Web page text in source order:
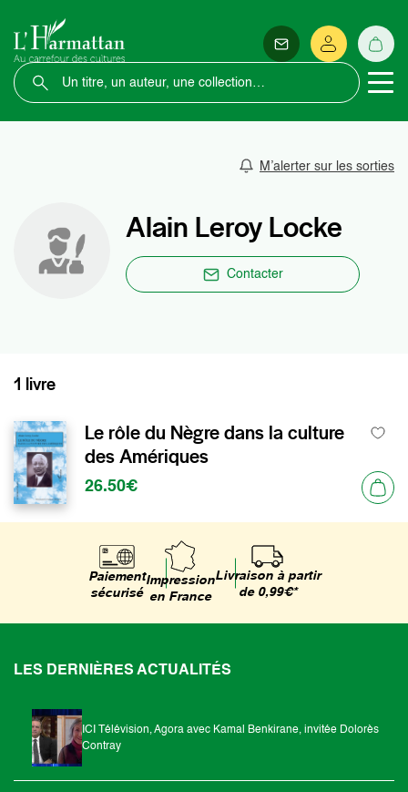
M’alerter sur les sorties
Alain Leroy Locke
Contacter
1 livre
Le rôle du Nègre dans la culture
des Amériques
26.50€
Paiement
sécurisé
Impression
en France
Livraison à partir
de 0,99€*
LES DERNIÈRES ACTUALITÉS
ICI Télévision, Agora avec Kamal Benkirane, invitée Dolorès
Contray